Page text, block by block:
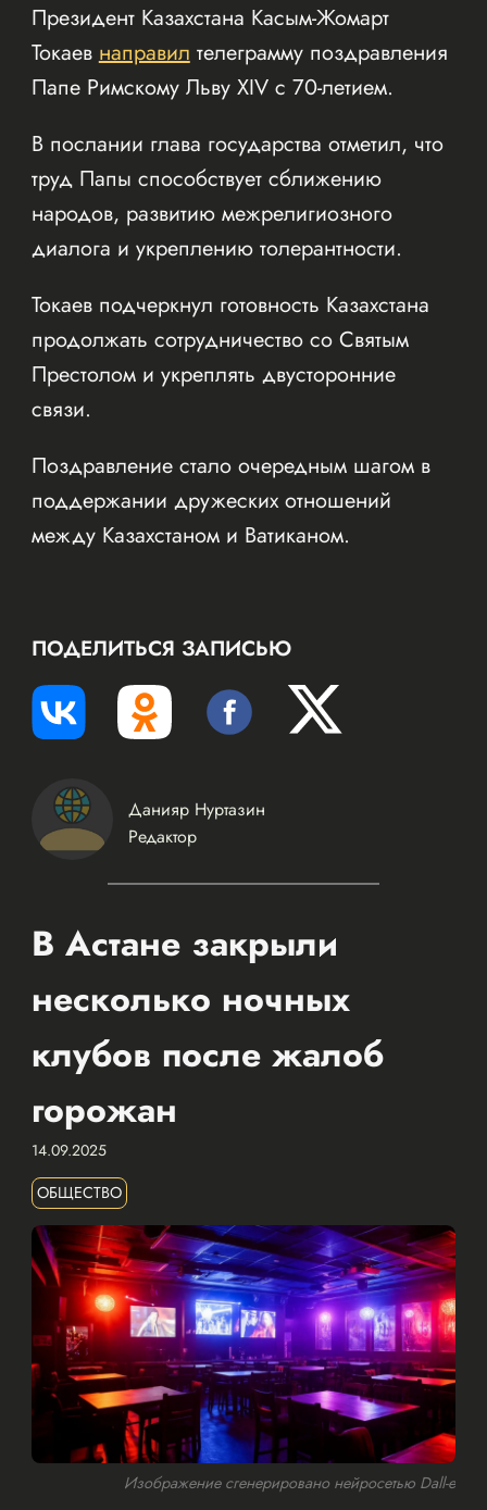
Президент Казахстана Касым-Жомарт
Токаевнаправилтелеграмму поздравления
Папе Римскому Льву XIV с 70-летием.
В послании глава государства отметил, что
труд Папы способствует сближению
народов, развитию межрелигиозного
диалога и укреплению толерантности.
Токаев подчеркнул готовность Казахстана
продолжать сотрудничество со Святым
Престолом и укреплять двусторонние
связи.
Поздравление стало очередным шагом в
поддержании дружеских отношений
между Казахстаном и Ватиканом.
ПОДЕЛИТЬСЯ ЗАПИСЬЮ
Данияр Нуртазин
Редактор
В Астане закрыли
несколько ночных
клубов после жалоб
горожан
14.09.2025
ОБЩЕСТВО
Изображение сгенерировано нейросетью Dall-e